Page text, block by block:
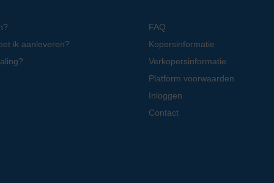
ik aanleveren?
FAQ
Kopersinformatie
Verkopersinformatie
Platform voorwaarden
Inloggen
Contact